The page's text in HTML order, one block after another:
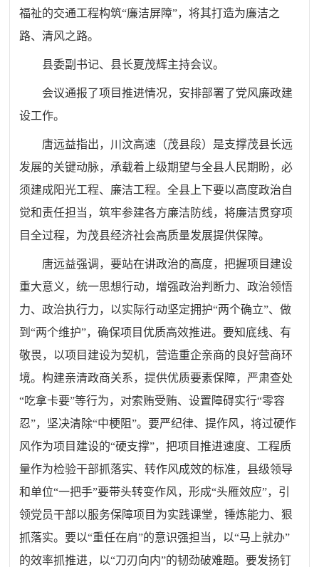
福祉的交通工程构筑“廉洁屏障”，将其打造为廉洁之
路、清风之路。
县委副书记、县长夏茂辉主持会议。
会议通报了项目推进情况，安排部署了党风廉政建
设工作。
唐远益指出，川汶高速（茂县段）是支撑茂县长远
发展的关键动脉，承载着上级期望与全县人民期盼，必
须建成阳光工程、廉洁工程。全县上下要以高度政治自
觉和责任担当，筑牢参建各方廉洁防线，将廉洁贯穿项
目全过程，为茂县经济社会高质量发展提供保障。
唐远益强调，要站在讲政治的高度，把握项目建设
重大意义，统一思想行动，增强政治判断力、政治领悟
力、政治执行力，以实际行动坚定拥护“两个确立”、做
到“两个维护”，确保项目优质高效推进。要知底线、有
敬畏，以项目建设为契机，营造重企亲商的良好营商环
境。构建亲清政商关系，提供优质要素保障，严肃查处
“吃拿卡要”等行为，对索贿受贿、设置障碍实行“零容
忍”，坚决清除“中梗阻”。要严纪律、提作风，将过硬作
风作为项目建设的“硬支撑”，把项目推进速度、工程质
量作为检验干部抓落实、转作风成效的标准，县级领导
和单位“一把手”要带头转变作风，形成“头雁效应”，引
领党员干部以服务保障项目为实践课堂，锤炼能力、狠
抓落实。要以“重任在肩”的意识强担当，以“马上就办”
的效率抓推进，以“刀刃向内”的韧劲破难题。要发扬钉